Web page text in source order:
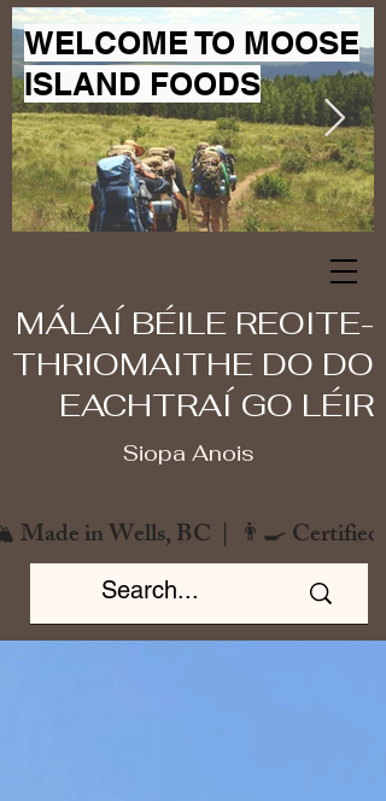
WELCOME TO MOOSE
ISLAND FOODS
MÁLAÍ BÉILE REOITE-
THRIOMAITHE DO DO
EACHTRAÍ GO LÉIR
Siopa Anois
in Wells, BC  |  👨‍🍳 Certified